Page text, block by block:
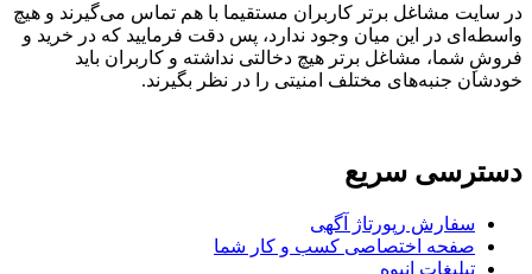
در سایت مشاغل برتر کاربران مستقیما با هم تماس می‌گیرند و هیچ
واسطه‌ای در این میان وجود ندارد، پس دقت فرمایید که در خرید و
فروشِ شما، مشاغل برتر هیچ دخالتی نداشته و کاربران باید
خودشان جنبه‌های مختلف امنیتی را در نظر بگیرند.
دسترسی سریع
سفارش رپورتاژ آگهی
صفحه اختصاصی کسب و کار شما
تبلیغات انبوه